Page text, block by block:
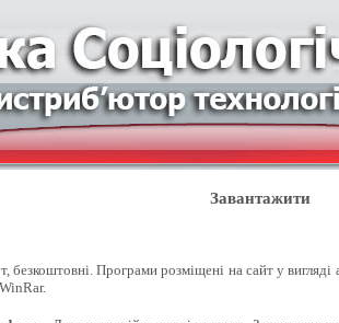
Завантажити
безкоштовні. Програми розміщені на сайт у